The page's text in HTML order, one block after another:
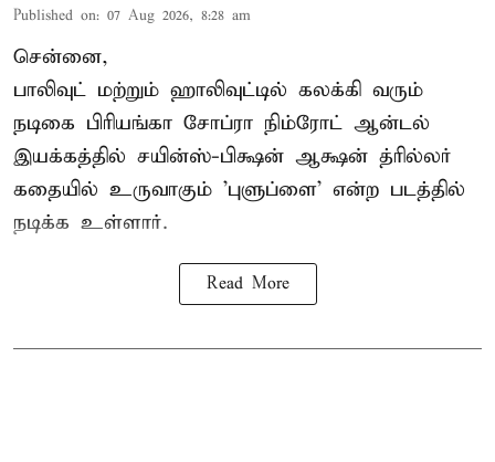
Published on: 07 Aug 2026, 8:28 am
சென்னை,
பாலிவுட் மற்றும் ஹாலிவுட்டில் கலக்கி வரும்
நடிகை பிரியங்கா சோப்ரா நிம்ரோட் ஆன்டல்
இயக்கத்தில் சயின்ஸ்-பிக்ஷன் ஆக்ஷன் த்ரில்லர்
கதையில் உருவாகும் 'புளுப்ளை' என்ற படத்தில்
நடிக்க உள்ளார்.
Read More